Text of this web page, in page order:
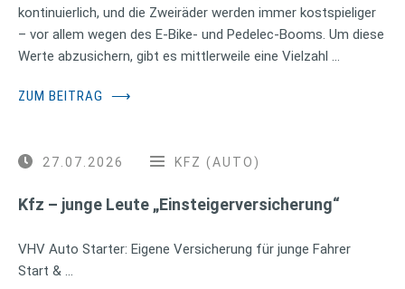
kontinuierlich, und die Zweiräder werden immer kostspieliger
– vor allem wegen des E-Bike- und Pedelec-Booms. Um diese
Werte abzusichern, gibt es mittlerweile eine Vielzahl …
ZUM BEITRAG ⟶
27.07.2026 KFZ (AUTO)
Kfz – junge Leute „Einsteigerversicherung“
VHV Auto Starter: Eigene Versicherung für junge Fahrer
Start & …